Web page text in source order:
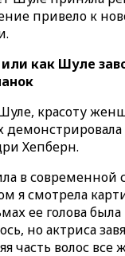
привело к
как Шуле
красоту
Хепберн.
в современной
я смотрела
ее голова
но актриса
часть волос все